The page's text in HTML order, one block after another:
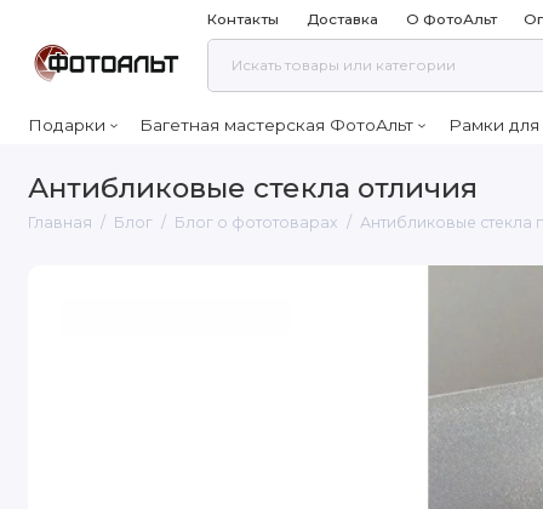
Контакты Доставка О ФотоАльт
Подарки Багетная мастерская ФотоАльт Рамки для
Антибликовые стекла отличия
Главная Блог Блог о фототоварах Антибликовые стекла